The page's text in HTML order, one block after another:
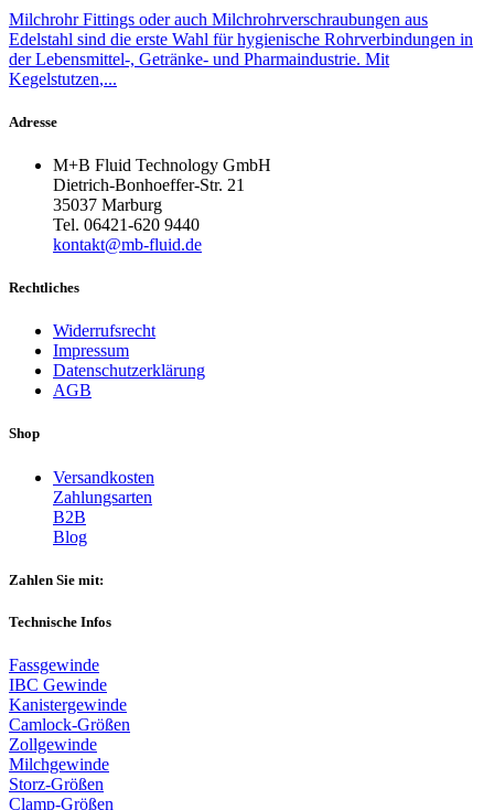
Milchrohr Fittings oder auch Milchrohrverschraubungen aus
Edelstahl sind die erste Wahl für hygienische Rohrverbindungen in
der Lebensmittel-, Getränke- und Pharmaindustrie. Mit
Kegelstutzen,...
Adresse
M+B Fluid Technology GmbH
Dietrich-Bonhoeffer-Str. 21
35037 Marburg
Tel. 06421-620 9440
kontakt@mb-fluid.de
Rechtliches
Widerrufsrecht
Impressum
Datenschutzerklärung
AGB
Shop
Versandkosten
Zahlungsarten
B2B
Blog
Zahlen Sie mit:
Technische Infos
Fassgewinde
IBC Gewinde
Kanistergewinde
Camlock-Größen
Zollgewinde
Milchgewinde
Storz-Größen
Clamp-Größen